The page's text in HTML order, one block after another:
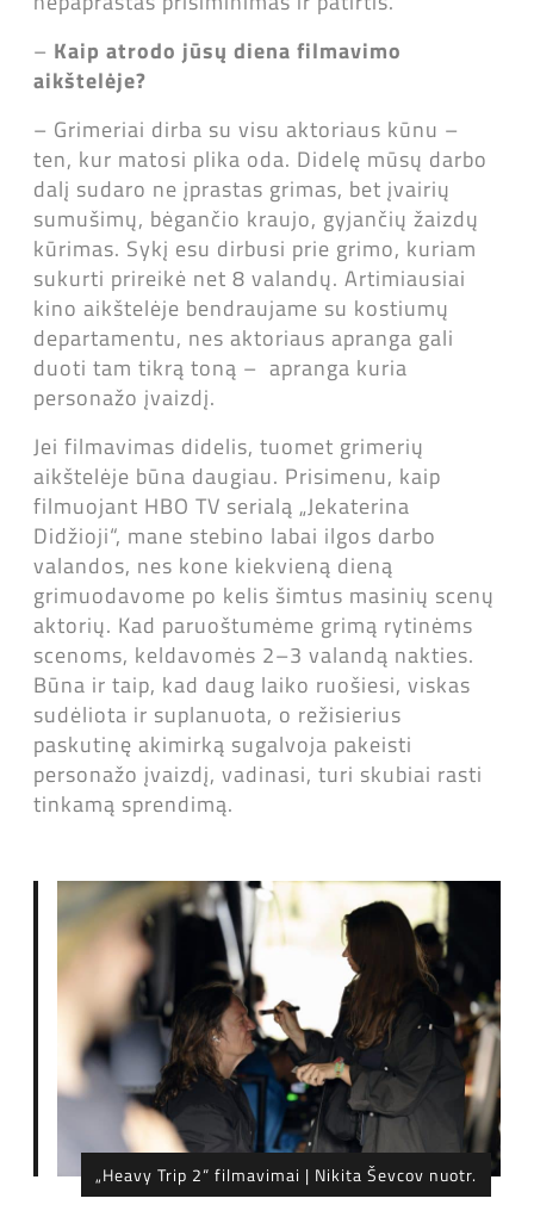
– Kaip atrodo jūsų diena filmavimo
aikštelėje?
– Grimeriai dirba su visu aktoriaus kūnu –
ten, kur matosi plika oda. Didelę mūsų darbo
dalį sudaro ne įprastas grimas, bet įvairių
sumušimų, bėgančio kraujo, gyjančių žaizdų
kūrimas. Sykį esu dirbusi prie grimo, kuriam
sukurti prireikė net 8 valandų. Artimiausiai
kino aikštelėje bendraujame su kostiumų
departamentu, nes aktoriaus apranga gali
duoti tam tikrą toną – apranga kuria
personažo įvaizdį.
Jei filmavimas didelis, tuomet grimerių
aikštelėje būna daugiau. Prisimenu, kaip
filmuojant HBO TV serialą „Jekaterina
Didžioji“, mane stebino labai ilgos darbo
valandos, nes kone kiekvieną dieną
grimuodavome po kelis šimtus masinių scenų
aktorių. Kad paruoštumėme grimą rytinėms
scenoms, keldavomės 2–3 valandą nakties.
Būna ir taip, kad daug laiko ruošiesi, viskas
sudėliota ir suplanuota, o režisierius
paskutinę akimirką sugalvoja pakeisti
personažo įvaizdį, vadinasi, turi skubiai rasti
tinkamą sprendimą.
„Heavy Trip 2“ filmavimai | Nikita Ševcov nuotr.